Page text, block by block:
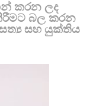
කරන ලද
බල කරන
සහ යුක්තිය